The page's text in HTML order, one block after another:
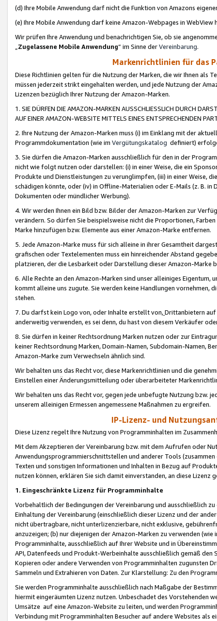
(d) Ihre Mobile Anwendung darf nicht die Funktion von Amazons
(e) Ihre Mobile Anwendung darf keine Amazon-Webpages in WebView
Wir prüfen Ihre Anwendung und benachrichtigen Sie, ob sie
„Zugelassene Mobile Anwendung“ im Sinne derVereinbarung.
Markenrichtlinien für das
Diese Richtlinien gelten für die Nutzung der Marken, die wir Ihnen als
müssen jederzeit strikt eingehalten werden, und jede Nutzung der
Lizenzen bezüglich Ihrer Nutzung der Amazon-Marken.
1. SIE DÜRFEN DIE AMAZON-MARKEN AUSSCHLIESSLICH DURCH
AUF EINER AMAZON-WEBSITE MITTELS EINES ENTSPRECHENDEN
2. Ihre Nutzung der Amazon-Marken muss (i) im Einklang mit der
Programmdokumentation (wie im Vergütungskatalog definiert)
3. Sie dürfen die Amazon-Marken ausschließlich für den in der
nicht wie folgt nutzen oder darstellen: (i) in einer Weise, die ein
Produkte und Dienstleistungen zu verunglimpfen, (iii) in einer Weise,
schädigen könnte, oder (iv) in Offline-Materialien oder E-Mails (z. B. in
Dokumenten oder mündlicher Werbung).
4. Wir werden Ihnen ein Bild bzw. Bilder der Amazon-Marken zur
verändern. So dürfen Sie beispielsweise nicht die Proportionen,
Marke hinzufügen bzw. Elemente aus einer Amazon-Marke entfernen.
5. Jede Amazon-Marke muss für sich alleine in ihrer Gesamtheit
grafischen oder Textelementen muss ein hinreichender Abstand
platzieren, der die Lesbarkeit oder Darstellung dieser Amazon-Marke
6. Alle Rechte an den Amazon-Marken sind unser alleiniges
kommt alleine uns zugute. Sie werden keine Handlungen vornehmen,
stehen.
7. Du darfst kein Logo von, oder Inhalte erstellt von,Drittanbietern auf
anderweitig verwenden, es sei denn, du hast von diesem Verkäufer
8. Sie dürfen in keiner Rechtsordnung Marken nutzen oder zur
keiner Rechtsordnung Marken, Domain-Namen, Subdomain-Namen,
Amazon-Marke zum Verwechseln ähnlich sind.
Wir behalten uns das Recht vor, diese Markenrichtlinien und die
Einstellen einer Änderungsmitteilung oder überarbeiteter
Wir behalten uns das Recht vor, gegen jede unbefugte Nutzung bzw.
unserem alleinigen Ermessen angemessene Maßnahmen zu ergreifen.
IP-Lizenz- und
Diese Lizenz regelt Ihre Nutzung von Programminhalten im
Mit dem Akzeptieren der Vereinbarung bzw. mit dem Aufrufen oder
Anwendungsprogrammierschnittstellen und anderer Tools (zusammen
Texten und sonstigen Informationen und Inhalten in Bezug auf
nutzen können, erklären Sie sich damit einverstanden, an diese Lizenz
1. Eingeschränkte Lizenz für Programminhalte
Vorbehaltlich der Bedingungen der Vereinbarung und ausschließlich
Einhaltung der Vereinbarung (einschließlich dieser Lizenz und der
nicht übertragbare, nicht unterlizenzierbare, nicht exklusive,
anzuzeigen; (b) nur diejenigen der Amazon-Marken zu verwenden
Programminhalte, ausschließlich auf Ihrer Website und in
API, Datenfeeds und Produkt-Werbeinhalte ausschließlich gemäß
Kopieren oder andere Verwenden von Programminhalten zugunsten
Sammeln und Extrahieren von Daten. Zur Klarstellung: Zu den
Sie werden Programminhalte ausschließlich nach Maßgabe der
hiermit eingeräumten Lizenz nutzen. Unbeschadet des Vorstehenden
Umsätze auf eine Amazon-Website zu leiten, und werden
Verbindung mit Programminhalten Besucher auf andere Websites als